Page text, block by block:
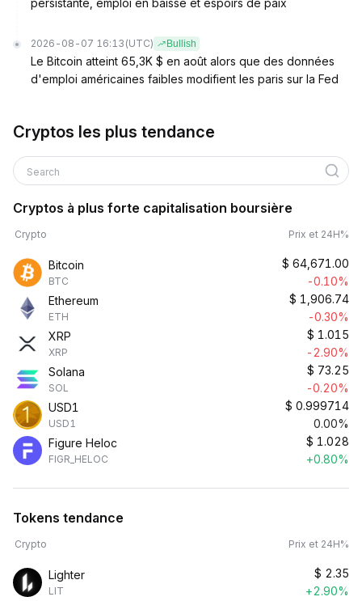
persistante, emploi en baisse et espoirs de paix
2026-08-07 16:13 (UTC) Bullish
Le Bitcoin atteint 65,3K $ en août alors que des données
d'emploi américaines faibles modifient les paris sur la Fed
Cryptos les plus tendance
Search
Cryptos à plus forte capitalisation boursière
Crypto Prix et 24H%
Bitcoin
BTC
$ 64,671.00
-0.10%
Ethereum
ETH
$ 1,906.74
-0.30%
XRP
XRP
$ 1.015
-2.90%
Solana
SOL
$ 73.25
-0.20%
USD1
USD1
$ 0.999714
0.00%
Figure Heloc
FIGR_HELOC
$ 1.028
+0.80%
Tokens tendance
Crypto Prix et 24H%
Lighter
LIT
$ 2.35
+2.90%